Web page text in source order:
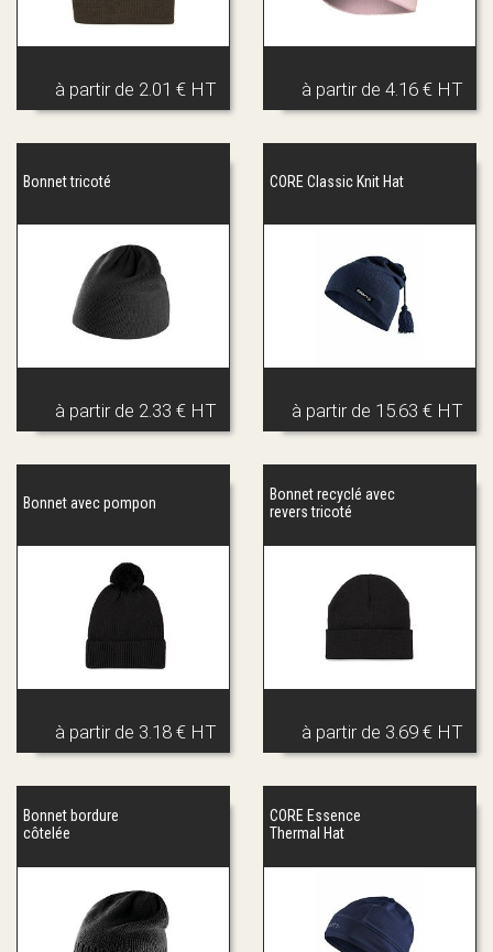
à partir de 2.01 € HT à partir de 4.16 € HT
Bonnet tricoté
à partir de 2.33 € HT
CORE Classic Knit Hat
à partir de 15.63 € HT
Bonnet avec pompon
à partir de 3.18 € HT
Bonnet recyclé avec
revers tricoté
à partir de 3.69 € HT
Bonnet bordure
côtelée
CORE Essence
Thermal Hat